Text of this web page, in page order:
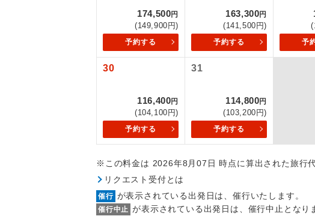
174,500円
(149,900円)
予約する
163,300円
(141,500円)
予約する 予
30
116,400円
(104,100円)
予約する
31
114,800円
(103,200円)
予約する
※この料金は 2026年8月07日 時点に算出された旅行代
リクエスト受付とは
催行 が表示されている出発日は、催行いたします。
催行中止 が表示されている出発日は、催行中止とな
大浴場
全食事付き
トラベルイヤホン
1名様催行
2名様催行